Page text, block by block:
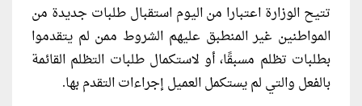
تتيح الوزارة اعتبارا من اليوم استقبال طلبات جديدة من
المواطنين غير المنطبق عليهم الشروط ممن لم يتقدموا
بطلبات تظلم مسبقًا، أو لاستكمال طلبات التظلم القائمة
بالفعل والتي لم يستكمل العميل إجراءات التقدم بها.